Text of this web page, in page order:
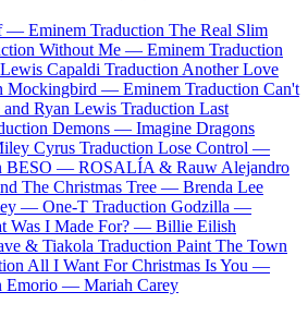
— Eminem Traduction The Real Slim
Without Me — Eminem Traduction
Lewis Capaldi Traduction Another Love
Mockingbird — Eminem Traduction Can't
Ryan Lewis Traduction Last
Demons — Imagine Dragons
Cyrus Traduction Lose Control —
BESO — ROSALÍA & Rauw Alejandro
The Christmas Tree — Brenda Lee
— One-T Traduction Godzilla —
Was I Made For? — Billie Eilish
& Tiakola Traduction Paint The Town
All I Want For Christmas Is You —
Emorio — Mariah Carey